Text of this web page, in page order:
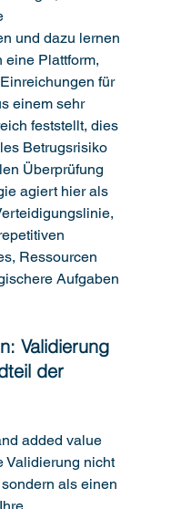
und dazu lernen
eine Plattform,
für
einem sehr
feststellt, dies
Betrugsrisiko
Überprüfung
agiert hier als
Ressourcen
Aufgaben
Validierung
der
added value
Validierung nicht
als einen